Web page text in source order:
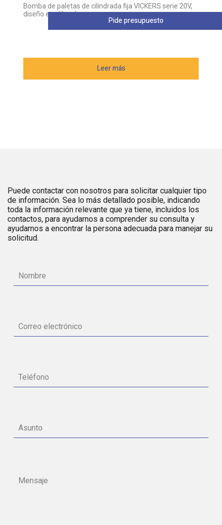
Bomba de paletas de cilindrada fija VICKERS serie 20V,
diseño equilibrado
Leer más
Pide presupuesto
Puede contactar con nosotros para solicitar cualquier tipo
de información. Sea lo más detallado posible, indicando
toda la información relevante que ya tiene, incluidos los
contactos, para ayudarnos a comprender su consulta y
ayudarnos a encontrar la persona adecuada para manejar su
solicitud.